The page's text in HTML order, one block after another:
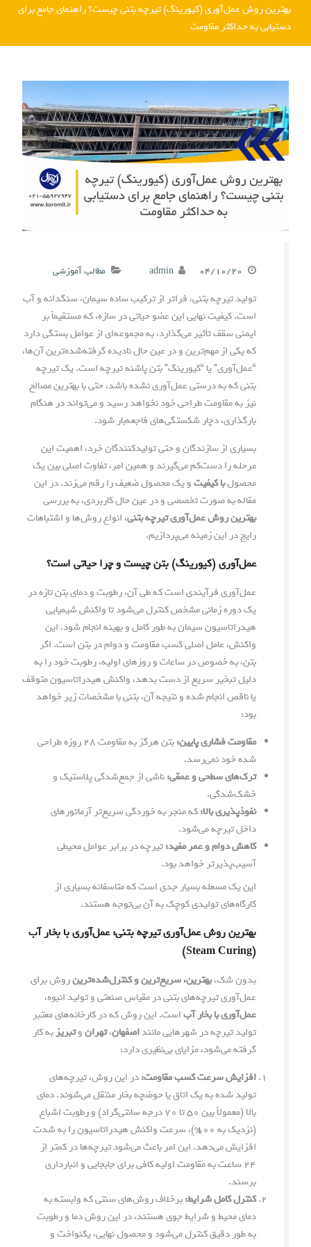
بهترین روش عمل‌آوری (کیورینگ) تیرچه بتنی چیست؟ راهنمای جامع برای
دستیابی به حداکثر مقاومت
۰۴/۱۰/۲۰ admin مطالب آموزشی
تولید تیرچه بتنی، فراتر از ترکیب ساده سیمان، سنگدانه و آب
است. کیفیت نهایی این عضو حیاتی در سازه، که مستقیماً بر
ایمنی سقف تأثیر می‌گذارد، به مجموعه‌ای از عوامل بستگی دارد
که یکی از مهم‌ترین و در عین حال نادیده گرفته‌شده‌ترین آن‌ها،
“عمل‌آوری” یا “کیورینگ” بتن پاشنه تیرچه است. یک تیرچه
بتنی که به درستی عمل‌آوری نشده باشد، حتی با بهترین مصالح
نیز به مقاومت طراحی خود نخواهد رسید و می‌تواند در هنگام
بارگذاری، دچار شکستگی‌های فاجعه‌بار شود.
بسیاری از سازندگان و حتی تولیدکنندگان خرد، اهمیت این
مرحله را دست‌کم می‌گیرند و همین امر، تفاوت اصلی بین یک
محصولبا کیفیتو یک محصول ضعیف را رقم می‌زند. در این
مقاله به صورت تخصصی و در عین حال کاربردی، به بررسی
بهترین روش عمل‌آوری تیرچه بتنی، انواع روش‌ها و اشتباهات
رایج در این زمینه می‌پردازیم.
عمل‌آوری (کیورینگ) بتن چیست و چرا حیاتی است؟
عمل‌آوری فرآیندی است که طی آن، رطوبت و دمای بتن تازه در
یک دوره زمانی مشخص کنترل می‌شود تا واکنش شیمیایی
هیدراتاسیون سیمان به طور کامل و بهینه انجام شود. این
واکنش، عامل اصلی کسب مقاومت و دوام در بتن است. اگر
بتن، به خصوص در ساعات و روزهای اولیه، رطوبت خود را به
دلیل تبخیر سریع از دست بدهد، واکنش هیدراتاسیون متوقف
یا ناقص انجام شده و نتیجه آن، بتنی با مشخصات زیر خواهد
بود:
مقاومت فشاری پایین:
بتن هرگز به مقاومت ۲۸ روزه طراحی
شده خود نمی‌رسد.
ترک‌های سطحی و عمقی:ناشی از جمع‌شدگی پلاستیک و
خشک‌شدگی.
نفوذپذیری بالا:که منجر به خوردگی سریع‌تر آرماتورهای
داخل تیرچه می‌شود.
کاهش دوام و عمر مفید:تیرچه در برابر عوامل محیطی
آسیب‌پذیرتر خواهد بود.
این یک مسعله بسیار جدی است که متاسفانه بسیاری از
کارگاه‌های تولیدی کوچک به آن بی‌توجه هستند.
بهترین روش عمل‌آوری تیرچه بتنی: عمل‌آوری با بخار آب
(Steam Curing)
بدون شک،بهترین، سریع‌ترین و کنترل‌شده‌ترینروش برای
عمل‌آوری تیرچه‌های بتنی در مقیاس صنعتی و تولید انبوه،
عمل‌آوری با بخار آباست. این روش که در کارخانه‌های معتبر
تولید تیرچه در شهرهایی ماننداصفهان،تهرانوتبریزبه کار
گرفته می‌شود، مزایای بی‌نظیری دارد:
افزایش سرعت کسب مقاومت:در این روش، تیرچه‌های
تولید شده به یک اتاق یا حوضچه بخار منتقل می‌شوند. دمای
بالا (معمولاً بین ۵۰ تا ۷۰ درجه سانتی‌گراد) و رطوبت اشباع
(نزدیک به ۱۰۰%)، سرعت واکنش هیدراتاسیون را به شدت
افزایش می‌دهد. این امر باعث می‌شود تیرچه‌ها در کمتر از
۲۴ ساعت به مقاومت اولیه کافی برای جابجایی و انبارداری
برسند.
کنترل کامل شرایط:برخلاف روش‌های سنتی که وابسته به
دمای محیط و شرایط جوی هستند، در این روش دما و رطوبت
به طور دقیق کنترل می‌شود و محصول نهایی، یکنواخت و